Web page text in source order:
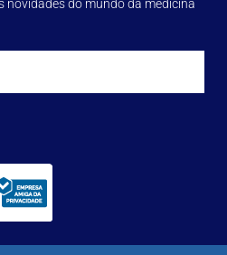
novidades do mundo da medicina